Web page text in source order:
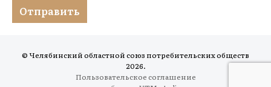
© Челябинский областной союз потребительских обществ
2026.
Пользовательское соглашение